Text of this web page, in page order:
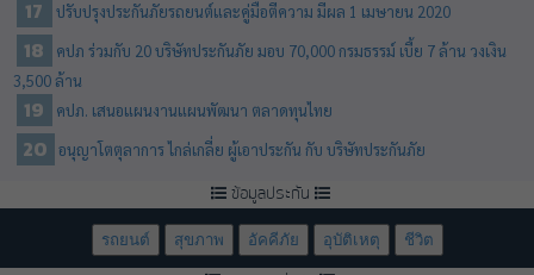
ปรับปรุงประกันภัยรถยนต์และคู่มือตีความ มีผล 1 เมษายน 2020
คปภ ร่วมกับ 20 บริษัทประกันภัย มอบ 70,000 กรมธรรม์ เบี้ย 7 ล้าน วงเงิน
3,500 ล้าน
คปภ. เสนอแผนงานแผนพัฒนา ตลาดทุนไทย
อนุญาโตตุลาการ ไกล่เกลี่ย ผู้เอาประกัน กับ บริษัทประกันภัย
ข้อมูลประกัน
รถยนต์ สุขภาพ อัคคีภัย อุบัติเหตุ ชีวิต